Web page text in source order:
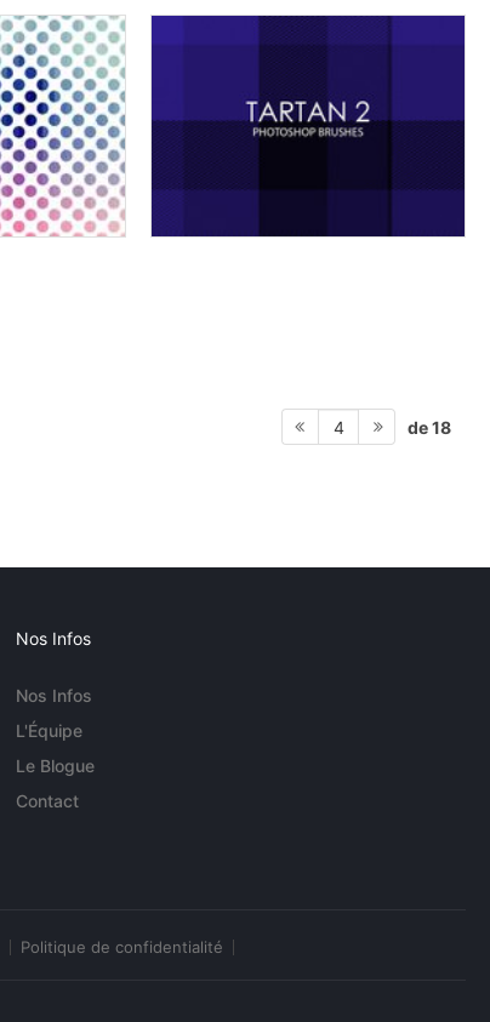
4 de 18
Nos Infos
Nos Infos
L'Équipe
Le Blogue
Contact
Politique de confidentialité